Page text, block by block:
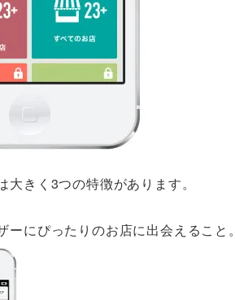
大きく3つの特徴があります。
ーにぴったりのお店に出会えること